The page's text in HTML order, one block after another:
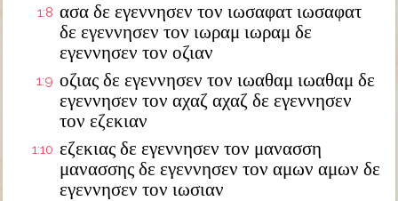
1:8 ασα δε εγεννησεν τον ιωσαφατ ιωσαφατ
δε εγεννησεν τον ιωραμ ιωραμ δε
εγεννησεν τον οζιαν
1:9 οζιας δε εγεννησεν τον ιωαθαμ ιωαθαμ δε
εγεννησεν τον αχαζ αχαζ δε εγεννησεν
τον εζεκιαν
1:10 εζεκιας δε εγεννησεν τον μανασση
μανασσης δε εγεννησεν τον αμων αμων δε
εγεννησεν τον ιωσιαν